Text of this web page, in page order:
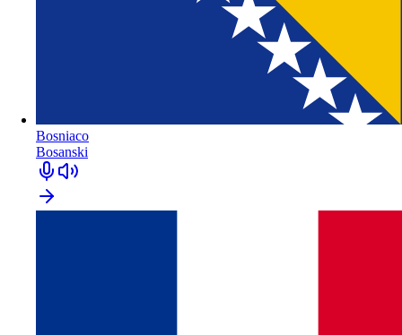
Bosniaco
Bosanski